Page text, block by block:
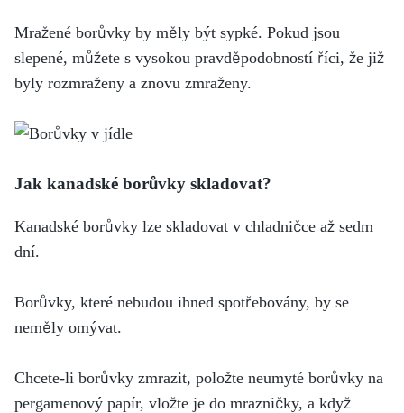
Mražené borůvky by měly být sypké. Pokud jsou
slepené, můžete s vysokou pravděpodobností říci, že již
byly rozmraženy a znovu zmraženy.
Jak kanadské borůvky skladovat?
Kanadské borůvky lze skladovat v chladničce až sedm
dní.
Borůvky, které nebudou ihned spotřebovány, by se
neměly omývat.
Chcete-li borůvky zmrazit, položte neumyté borůvky na
pergamenový papír, vložte je do mrazničky, a když